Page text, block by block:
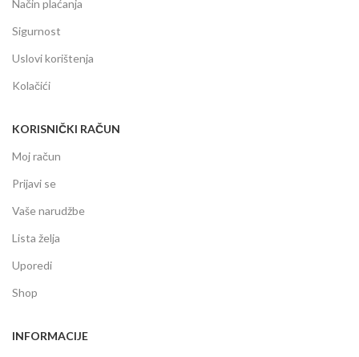
Način plaćanja
Sigurnost
Uslovi korištenja
Kolačići
KORISNIČKI RAČUN
Moj račun
Prijavi se
Vaše narudžbe
Lista želja
Uporedi
Shop
INFORMACIJE